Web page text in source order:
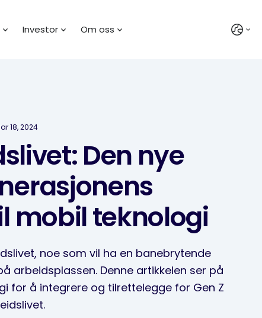
Investor Om oss
18, 2024
Den nye
mobil teknologi
noe som vil ha en banebrytende
arbeidsplassen. Denne artikkelen ser på
for å integrere og tilrettelegge for Gen Z